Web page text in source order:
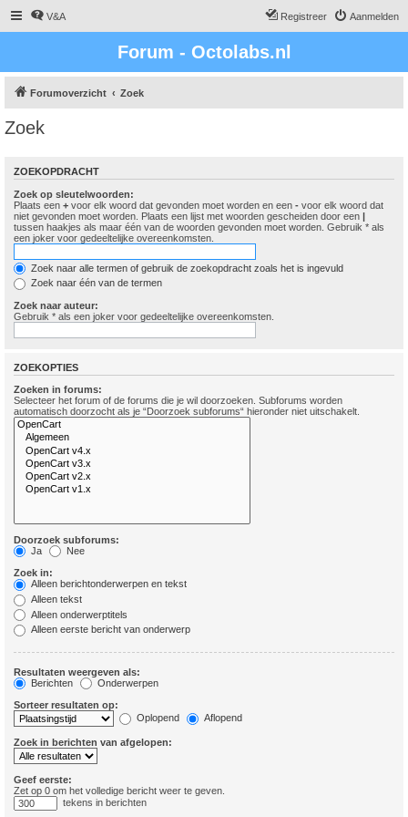
V&A Aanmelden
Registreer
Forum - Octolabs.nl
Forumoverzicht Zoek
Zoek
ZOEKOPDRACHT
Zoek op sleutelwoorden:
Plaats een + voor elk woord dat gevonden moet worden en een - voor elk woord dat
niet gevonden moet worden. Plaats een lijst met woorden gescheiden door een |
tussen haakjes als maar één van de woorden gevonden moet worden. Gebruik * als
een joker voor gedeeltelijke overeenkomsten.
Zoek naar alle termen of gebruik de zoekopdracht zoals het is ingevuld
Zoek naar één van de termen
Zoek naar auteur:
Gebruik * als een joker voor gedeeltelijke overeenkomsten.
ZOEKOPTIES
Zoeken in forums:
Selecteer het forum of de forums die je wil doorzoeken. Subforums worden
automatisch doorzocht als je “Doorzoek subforums“ hieronder niet uitschakelt.
Doorzoek subforums:
Ja
Nee
Zoek in:
Alleen berichtonderwerpen en tekst
Alleen tekst
Alleen onderwerptitels
Alleen eerste bericht van onderwerp
Resultaten weergeven als:
Berichten
Onderwerpen
Sorteer resultaten op:
Oplopend
Aflopend
Zoek in berichten van afgelopen:
Geef eerste:
Zet op 0 om het volledige bericht weer te geven.
tekens in berichten